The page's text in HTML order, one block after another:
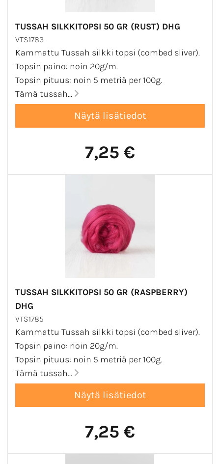
TUSSAH SILKKITOPSI 50 GR (RUST) DHG
VTS1783
Kammattu Tussah silkki topsi (combed sliver).
Topsin paino: noin 20g/m.
Topsin pituus: noin 5 metriä per 100g.
Tämä tussah...
7,25 €
TUSSAH SILKKITOPSI 50 GR (RASPBERRY)
DHG
VTS1785
Kammattu Tussah silkki topsi (combed sliver).
Topsin paino: noin 20g/m.
Topsin pituus: noin 5 metriä per 100g.
Tämä tussah...
7,25 €